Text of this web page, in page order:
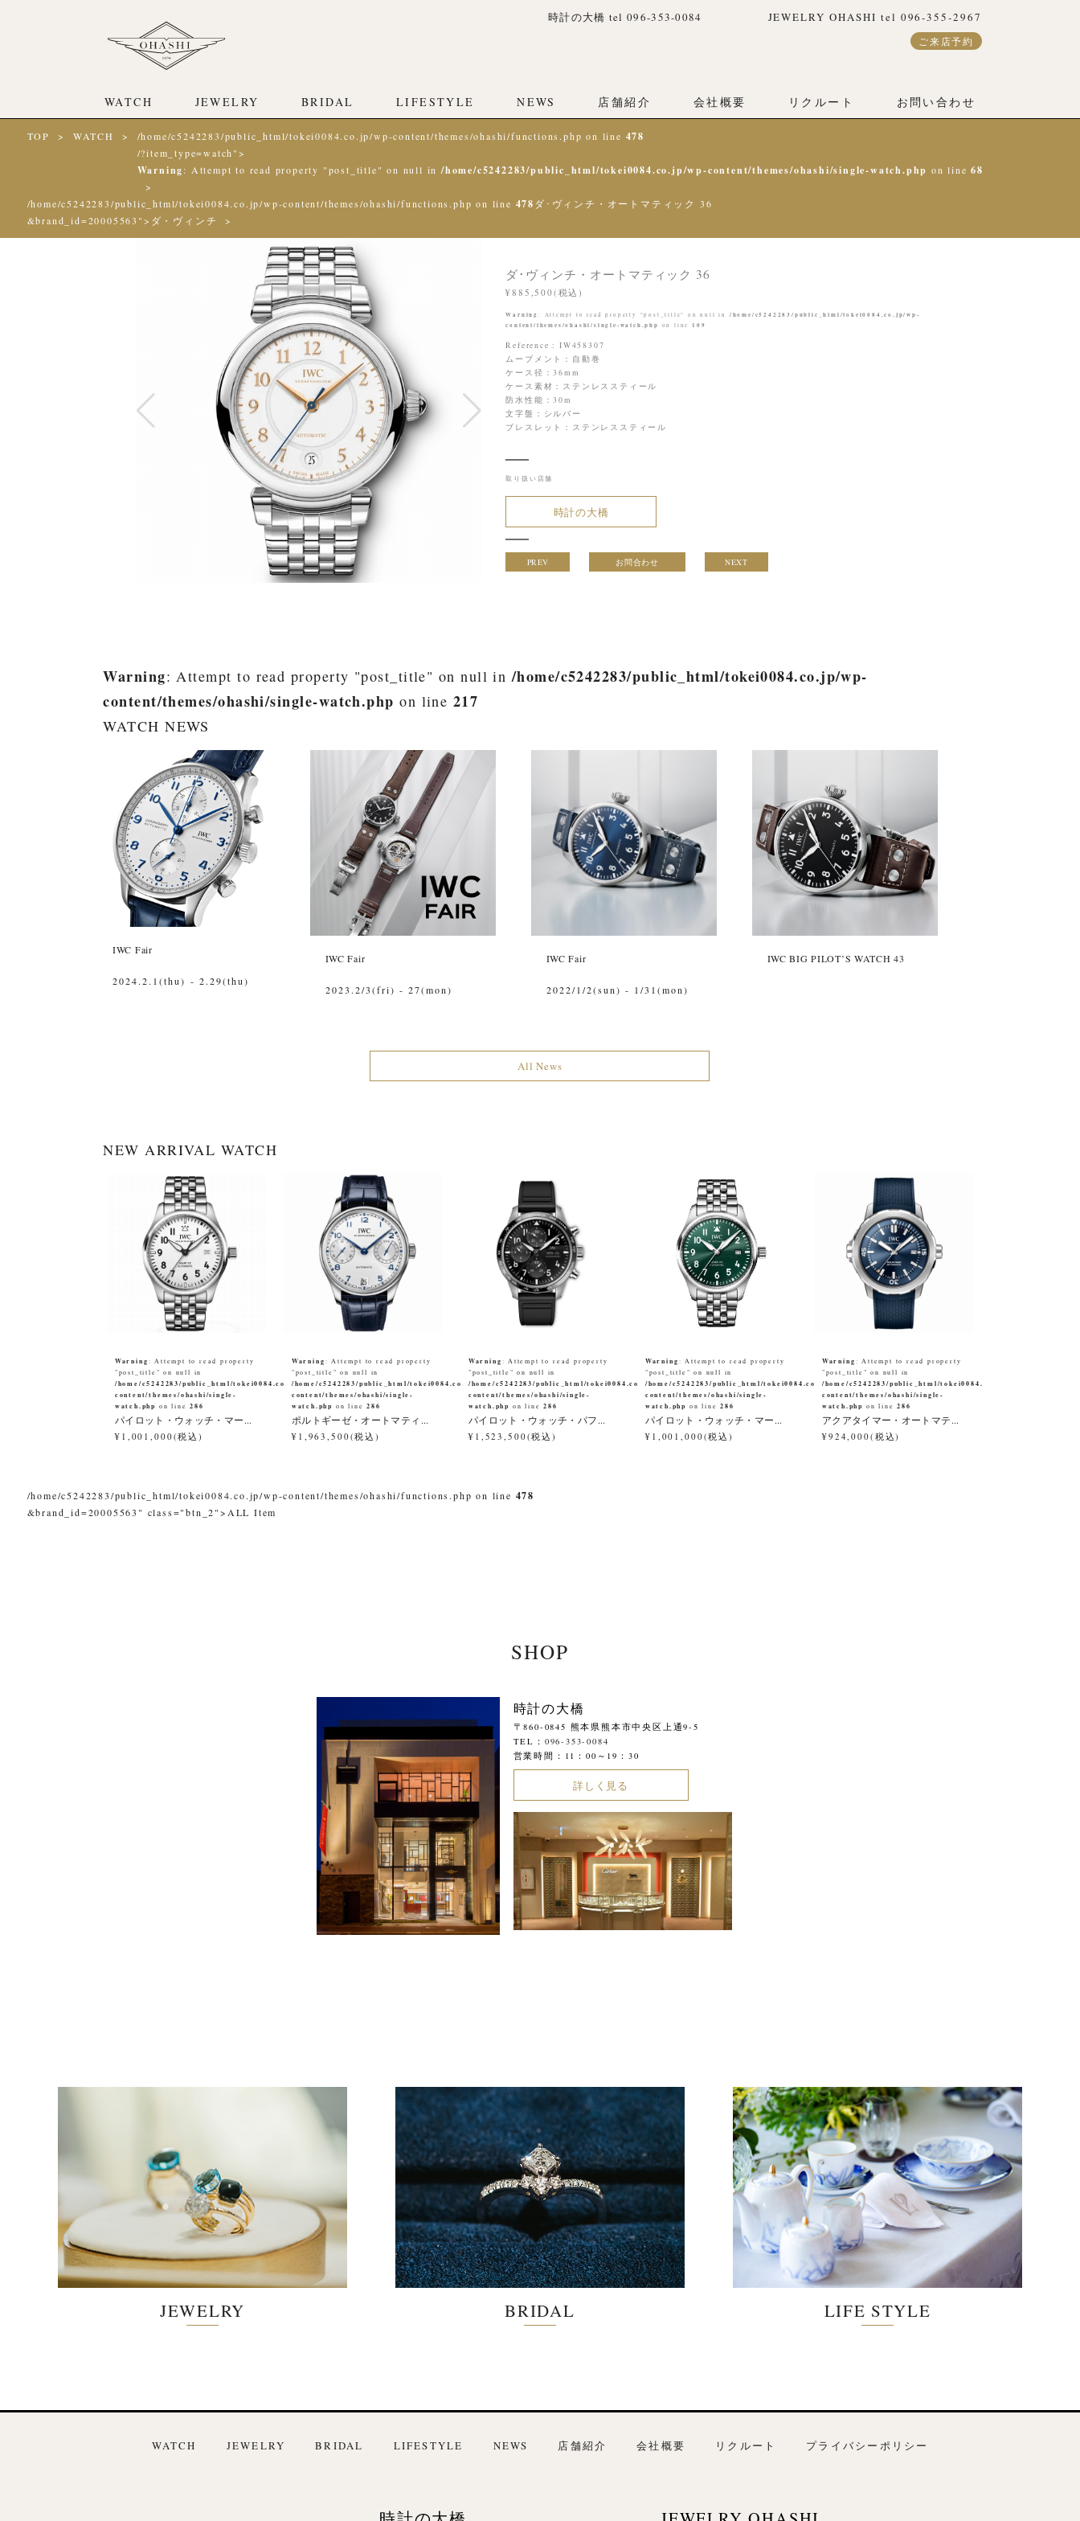
時計の大橋 tel 096-353-0084 JEWELRY OHASHI tel 096-355-2967
ご来店予約
WATCH JEWELRY BRIDAL LIFESTYLE NEWS 店舗紹介 会社概要 リクルート お問い合わせ
TOP WATCH /home/c5242283/public_html/tokei0084.co.jp/wp-content/themes/ohashi/functions.php on line 478
/?item_type=watch">
Warning: Attempt to read property "post_title" on null in/home/c5242283/public_html/tokei0084.co.jp/wp-content/themes/ohashi/single-watch.php on line68
/home/c5242283/public_html/tokei0084.co.jp/wp-content/themes/ohashi/functions.php on line 478
&brand_id=20005563">ダ・ヴィンチ
ダ･ヴィンチ・オートマティック 36
ダ･ヴィンチ・オートマティック 36
¥885,500(税込)
Warning: Attempt to read property "post_title" on null in /home/c5242283/public_html/tokei0084.co.jp/wp-
content/themes/ohashi/single-watch.php
on line 109
Reference : IW458307
ムーブメント：自動巻
ケース径：36mm
ケース素材：ステンレススティール
防水性能：30m
文字盤：シルバー
ブレスレット：ステンレススティール
取り扱い店舗
時計の大橋
PREV お問合わせ NEXT
Warning: Attempt to read property "post_title" on null in/home/c5242283/public_html/tokei0084.co.jp/wp-
content/themes/ohashi/single-watch.php on line 217
WATCH NEWS
IWC Fair
2024.2.1(thu) - 2.29(thu)
IWC Fair
2023.2/3(fri) - 27(mon)
IWC Fair
2022/1/2(sun) - 1/31(mon)
IWC BIG PILOT’S WATCH 43
All News
NEW ARRIVAL WATCH
Warning : Attempt to read property
"post_title" on null in
/home/c5242283/public_html/tokei0084.co.jp/wp-
content/themes/ohashi/single-
watch.php on line286
パイロット・ウォッチ・マー...
¥1,001,000(税込)
Warning : Attempt to read property
"post_title" on null in
/home/c5242283/public_html/tokei0084.co.jp/wp-
content/themes/ohashi/single-
watch.php on line286
ポルトギーゼ・オートマティ...
¥1,963,500(税込)
Warning : Attempt to read property
"post_title" on null in
/home/c5242283/public_html/tokei0084.co.jp/wp-
content/themes/ohashi/single-
watch.php on line286
パイロット・ウォッチ・パフ...
¥1,523,500(税込)
Warning : Attempt to read property
"post_title" on null in
/home/c5242283/public_html/tokei0084.co.jp/wp-
content/themes/ohashi/single-
watch.php on line286
パイロット・ウォッチ・マー...
¥1,001,000(税込)
Warning : Attempt to read property
"post_title" on null in
/home/c5242283/public_html/tokei0084.co.jp/wp-
content/themes/ohashi/single-
watch.php on line286
アクアタイマー・オートマテ...
¥924,000(税込)
/home/c5242283/public_html/tokei0084.co.jp/wp-content/themes/ohashi/functions.php on line 478
&brand_id=20005563" class="btn_2">ALL Item
SHOP
時計の大橋
〒860-0845 熊本県熊本市中央区上通9-5
TEL： 096-353-0084
営業時間：11：00～19：30
詳しく見る
JEWELRY BRIDAL LIFE STYLE
WATCH JEWELRY BRIDAL LIFESTYLE NEWS 店舗紹介 会社概要 リクルート プライバシーポリシー